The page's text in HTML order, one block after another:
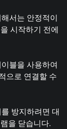
서는 안정적이
시작하기 전에
블을 사용하여
으로 연결할 수
방지하려면 대
을 닫습니다.